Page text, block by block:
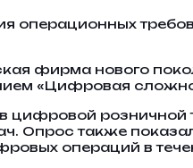
операционных
фирма нового
«Цифровая
цифровой розничной
Опрос также
операций в